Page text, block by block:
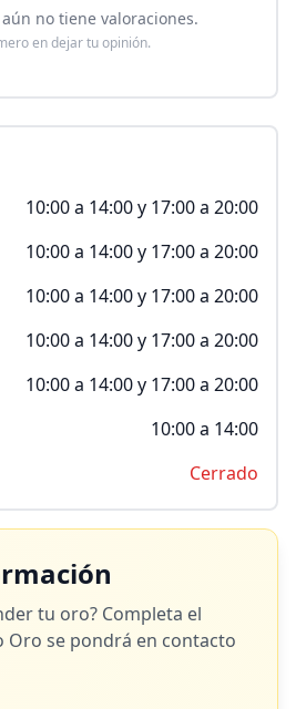
no tiene valoraciones.
en dejar tu opinión.
10:00 a 14:00 y 17:00 a 20:00
10:00 a 14:00 y 17:00 a 20:00
10:00 a 14:00 y 17:00 a 20:00
10:00 a 14:00 y 17:00 a 20:00
10:00 a 14:00 y 17:00 a 20:00
10:00 a 14:00
Cerrado
tu oro? Completa el
Oro se pondrá en contacto